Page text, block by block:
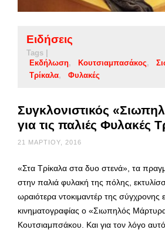
Ειδήσεις
Tags |
Εκδήλωση
Κουτσιαμπασάκος
Τρίκαλα
Φυλακές
Συγκλονιστικός
για τις παλιές Φυλακές
21 ΜΑΡΤΊΟΥ, 2016
«Στα Τρίκαλα στα δυο στενά», τα
στην παλιά φυλακή της πόλης,
ωραιότερα ντοκιμαντέρ της σύγχρονης
κινηματογραφίας ο «Σιωπηλός
Κουτσιαμπσάκου. Και για τον λόγο